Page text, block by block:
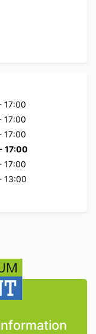
17:00
17:00
17:00
- 17:00
17:00
13:00